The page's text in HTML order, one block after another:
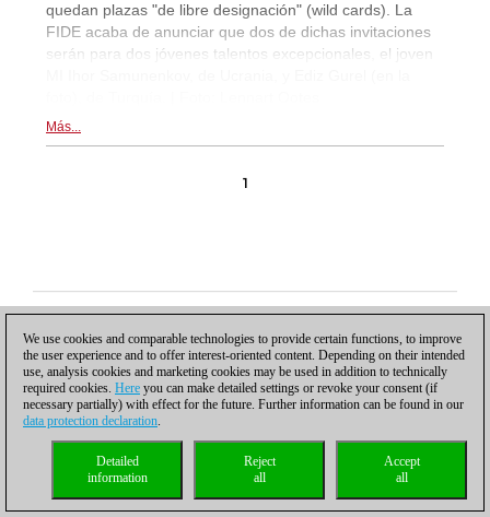
quedan plazas "de libre designación" (wild cards). La
FIDE acaba de anunciar que dos de dichas invitaciones
serán para dos jóvenes talentos excepcionales, el joven
Más...
1
Política de privacidad|Pie de imprenta|Para contactar|Cookies Management|
Licencias|Compliance Hotline|Inicio
© 2017 ChessBase GmbH | Osterbekstraße 90a | 22083 Hamburgo | Alemania
coldest news
We use cookies and comparable technologies to provide certain functions, to improve
the user experience and to offer interest-oriented content. Depending on their intended
use, analysis cookies and marketing cookies may be used in addition to technically
required cookies. Here you can make detailed settings or revoke your consent (if
necessary partially) with effect for the future. Further information can be found in our
data protection declaration.
Accept
all
Reject
all
Detailed
information